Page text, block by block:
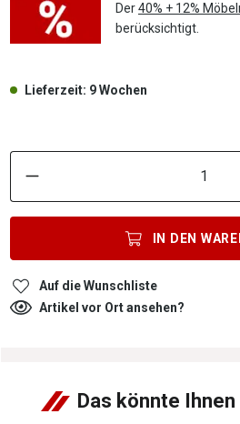
Der40% + 12%
berücksichtigt.
Lieferzeit: 9 Wochen
IN DEN
Auf die Wunschliste
Artikel vor Ort ansehen?
Das könnte